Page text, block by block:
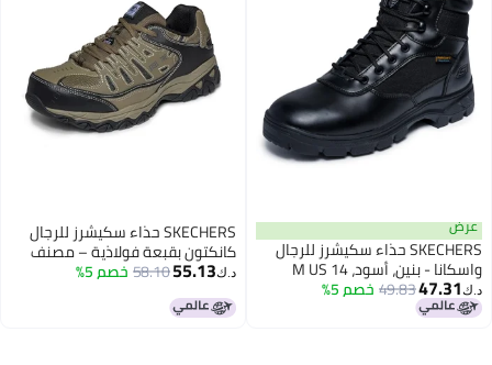
عرض
SKECHERS حذاء سكيشرز للرجال
واسكانا - بنين، أسود، 14 M US
د.ك‏47.31
49.83خصم 5%
SKECHERS حذاء سكيشرز للرجال
كانكتون بقبعة فولاذية – مصنف
لمخاطر الكهرباء، مع رغوة الذاكرة،
بيبل/أسود، 12 عريض
د.ك‏55.13
58.10خصم 5%